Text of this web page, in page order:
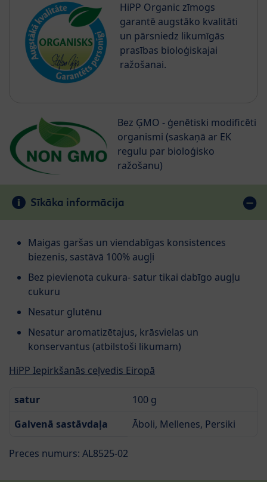
HiPP Organic zīmogs
garantē augstāko kvalitāti
un pārsniedz likumīgās
prasības bioloģiskajai
ražošanai.
Bez ĢMO - ģenētiski modificēti
organismi (saskaņā ar EK
regulu par bioloģisko
ražošanu)
Sīkāka informācija
Maigas garšas un viendabīgas konsistences
biezenis, sastāvā 100% augļi
Bez pievienota cukura- satur tikai dabīgo augļu
cukuru
Nesatur glutēnu
Nesatur aromatizētajus, krāsvielas un
konservantus (atbilstoši likumam)
HiPP Iepirkšanās ceļvedis Eiropā
satur
100 g
Galvenā sastāvdaļa
Āboli, Mellenes, Persiki
Preces numurs: AL8525-02